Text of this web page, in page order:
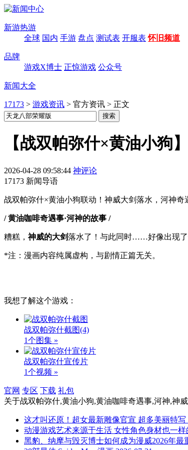
新游热游
全球 国内 手游 盘点 测试表 开服表 怀旧频道
品牌
游戏X博士 正惊游戏 公众号
新闻大全
17173 > 游戏资讯 > 官方资讯 > 正文
【战双帕弥什×黄油小狗
2026-04-28 09:58:44 神评论
17173 新闻导语
战双帕弥什×黄油小狗联动！神威大剑落水，河神
/ 黄油咖啡奇遇事·河神的故事 /
糟糕，神威的大剑落水了！与此同时……好像出现了
*注：漫画内容纯属虚构，与剧情正篇无关。
我想了解这个游戏：
战双帕弥什截图(4)
1个图集 »
战双帕弥什宣传片
1个视频 »
官网 专区 下载 礼包
关于战双帕弥什,黄油小狗,黄油咖啡奇遇事,河神,神
这才叫还原！超女最新雕像官宣 超多美丽特写
动漫游戏艺术来源于生活 女性角色身材也一样
黑豹、纳摩与毁灭博士如何成为漫威2026年最